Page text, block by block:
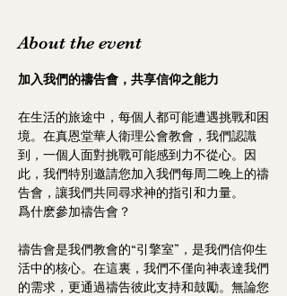
About the event
加入我們的禱告會，共享信仰之能力
在生活的旅途中，每個人都可能遭遇挑戰和困
境。在真恩堂華人衛理公會教會，我們認識
到，一個人面對挑戰可能感到力不從心。因
此，我們特別邀請您加入我們每周二晚上的禱
告會，讓我們共同尋求神的指引和力量。
爲什麽參加禱告會？
禱告會是我們教會的“引擎室”，是我們信仰生
活中的核心。在這裏，我們不僅向神表達我們
的需求，更通過禱告彼此支持和鼓勵。無論您